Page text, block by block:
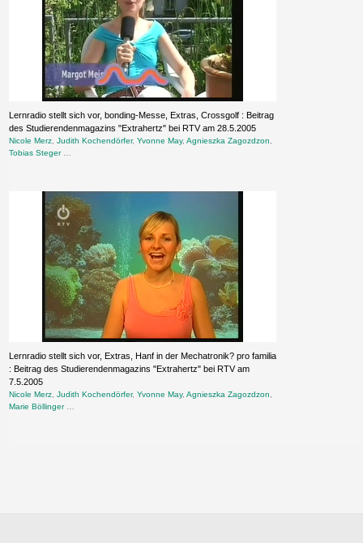
Lernradio stellt sich vor, bonding-Messe, Extras, Crossgolf : Beitrag
des Studierendenmagazins "Extrahertz" bei RTV am 28.5.2005
Nicole Merz,Judith Kochendörfer,Yvonne May,Agnieszka Zagozdzon,
Tobias Steger…
Lernradio stellt sich vor, Extras, Hanf in der Mechatronik? pro familia
: Beitrag des Studierendenmagazins "Extrahertz" bei RTV am
7.5.2005
Nicole Merz ,Judith Kochendörfer,Yvonne May,Agnieszka Zagozdzon
Marie Böllinger…